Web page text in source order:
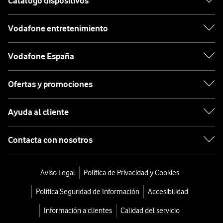
Vodafone entretenimiento
Vodafone España
Ofertas y promociones
Ayuda al cliente
Contacta con nosotros
Aviso Legal Política de Privacidad y Cookies
Política Seguridad de Información Accesibilidad
Información a clientes Calidad del servicio